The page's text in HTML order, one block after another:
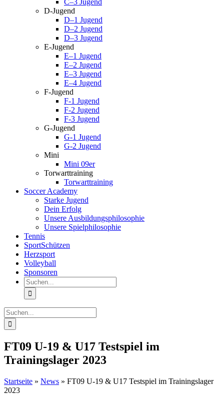
C–3 Jugend
D-Jugend
D–1 Jugend
D–2 Jugend
D–3 Jugend
E-Jugend
E–1 Jugend
E–2 Jugend
E–3 Jugend
E–4 Jugend
F-Jugend
F-1 Jugend
F-2 Jugend
F-3 Jugend
G-Jugend
G-1 Jugend
G-2 Jugend
Mini
Mini 09er
Torwarttraining
Torwarttraining
Soccer Academy
Starke Jugend
Dein Erfolg
Unsere Ausbildungsphilosophie
Unsere Spielphilosophie
Tennis
SportSchützen
Herzsport
Volleyball
Sponsoren
Suche
nach:
Suche
nach:
FT09 U-19 & U17 Testspiel im
Trainingslager 2023
Startseite » News » FT09 U-19 & U17 Testspiel im Trainingslager
2023